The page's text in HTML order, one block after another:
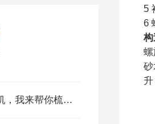
安装无轴螺旋输送机，我来帮你梳理一下关键步骤，核心就三点
5
6
构
螺
砂